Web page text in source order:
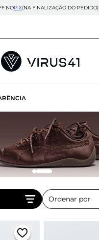
NOPIX(NA FINALIZAÇÃO DO PEDIDO)